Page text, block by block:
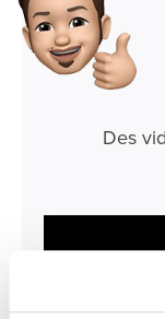
Des